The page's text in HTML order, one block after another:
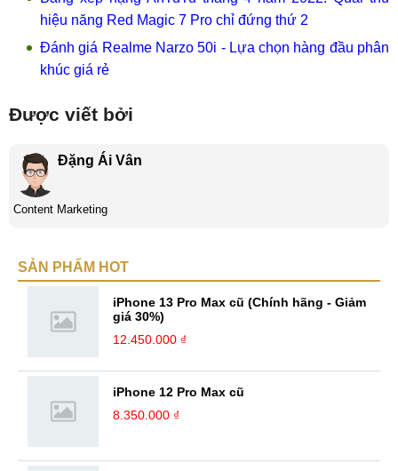
hiệu năng Red Magic 7 Pro chỉ đứng thứ 2
Đánh giá Realme Narzo 50i - Lựa chọn hàng đầu phân
khúc giá rẻ
Được viết bởi
Đặng Ái Vân
Content Marketing
SẢN PHẨM HOT
iPhone 13 Pro Max cũ (Chính hãng - Giảm
giá 30%)
12.450.000 ₫
iPhone 12 Pro Max cũ
8.350.000 ₫